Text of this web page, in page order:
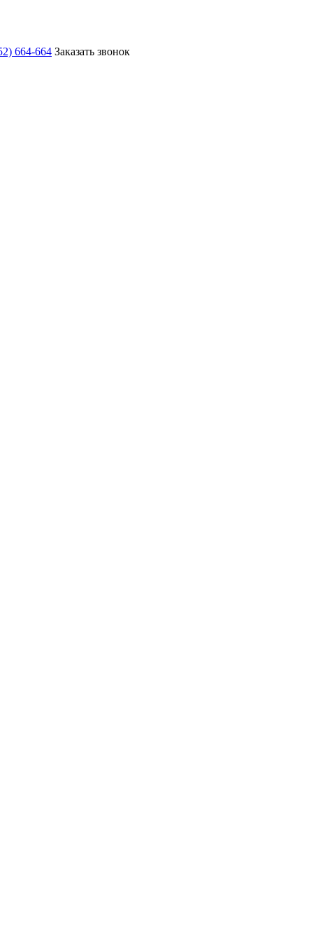
664-664 Заказать звонок